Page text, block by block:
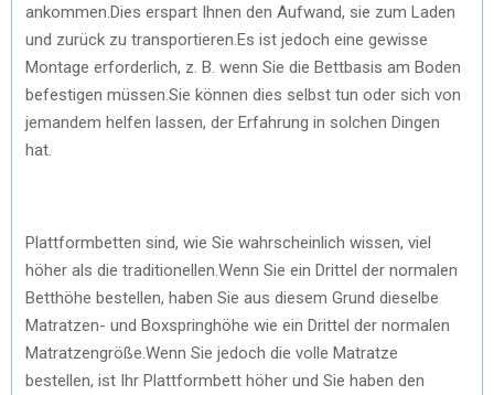
ankommen.Dies erspart Ihnen den Aufwand, sie zum Laden
und zurück zu transportieren.Es ist jedoch eine gewisse
Montage erforderlich, z. B. wenn Sie die Bettbasis am Boden
befestigen müssen.Sie können dies selbst tun oder sich von
jemandem helfen lassen, der Erfahrung in solchen Dingen
hat.
Plattformbetten sind, wie Sie wahrscheinlich wissen, viel
höher als die traditionellen.Wenn Sie ein Drittel der normalen
Betthöhe bestellen, haben Sie aus diesem Grund dieselbe
Matratzen- und Boxspringhöhe wie ein Drittel der normalen
Matratzengröße.Wenn Sie jedoch die volle Matratze
bestellen, ist Ihr Plattformbett höher und Sie haben den